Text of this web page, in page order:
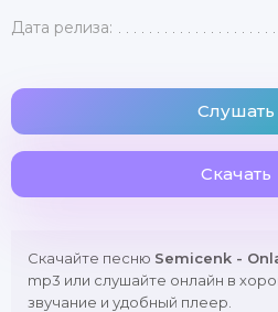
Дата релиза:
Слушать
Скачать
Скачайте песню Semicenk -
mp3 или слушайте онлайн в
звучание и удобный плеер.